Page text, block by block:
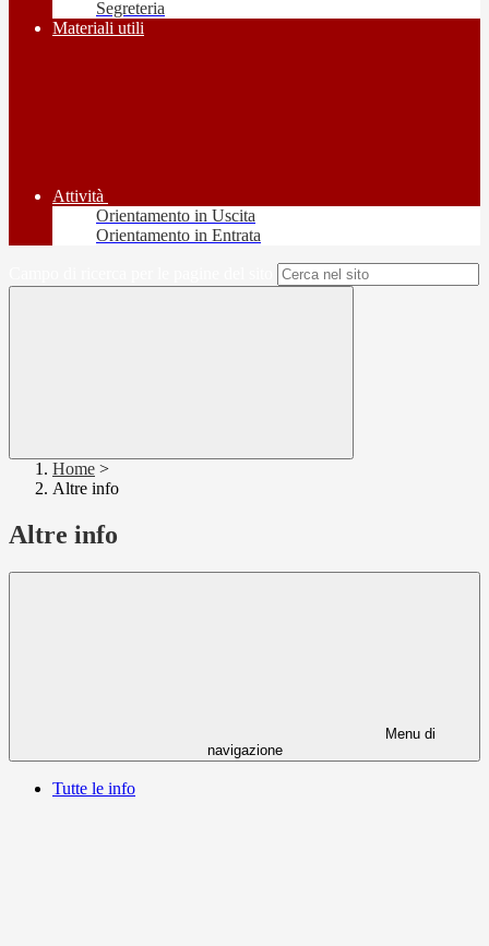
Segreteria
Materiali utili
Attività
Orientamento in Uscita
Orientamento in Entrata
Home >
Altre info
Altre info
Menu di
navigazione
Tutte le info